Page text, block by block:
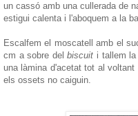
un cassó amb una cullerada de
estigui calenta i l'aboquem a la
Escalfem el moscatell amb el
cm a sobre delbiscuit i tallem
una làmina d'acetat tot al
els ossets no caiguin.